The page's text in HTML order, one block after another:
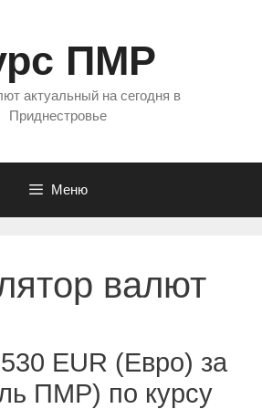
ПМР
актуальный на сегодня в
Приднестровье
Меню
валют
EUR (Евро) за
ПМР) по курсу